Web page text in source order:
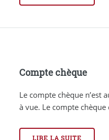
Compte chèque
Le compte chèque n’est
à vue. Le compte
LIRE LA SUITE